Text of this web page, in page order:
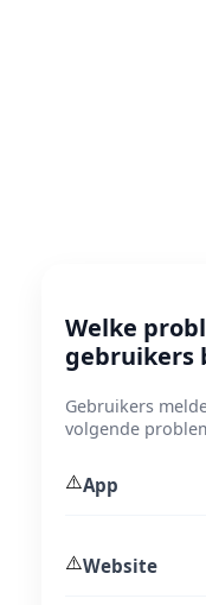
Welke
gebruikers
Gebruikers
volgende
⚠️App
⚠️Website